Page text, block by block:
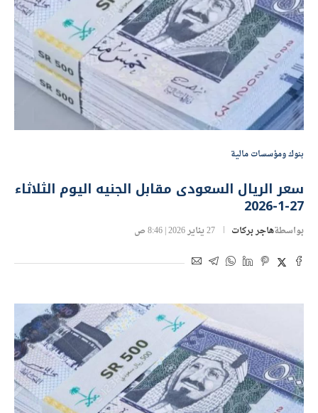
بنوك ومؤسسات مالية
سعر الريال السعودى مقابل الجنيه اليوم الثلاثاء
27-1-2026
بواسطةهاجر بركات 27 يناير 2026 | 8:46 ص